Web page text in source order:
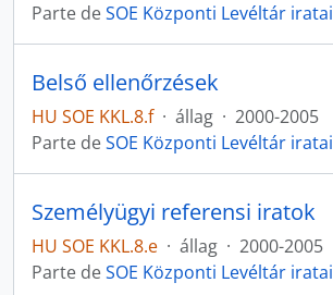
Parte deSOE Központi Levéltár iratai
Belső ellenőrzések
HU SOE KKL.8.f · állag · 2000-2005
Parte deSOE Központi Levéltár iratai
Személyügyi referensi iratok
HU SOE KKL.8.e · állag · 2000-2005
Parte deSOE Központi Levéltár iratai